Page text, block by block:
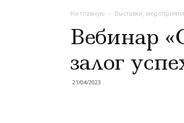
На главную Выставки,
Вебинар
залог
21/04/2023